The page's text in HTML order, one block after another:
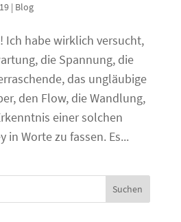
| Blog
Ich habe wirklich versucht,
die Spannung, die
das ungläubige
den Flow, die Wandlung,
einer solchen
Worte zu fassen. Es...